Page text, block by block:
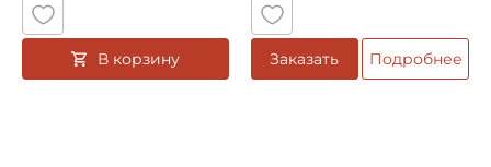
В корзину Заказать Подробнее